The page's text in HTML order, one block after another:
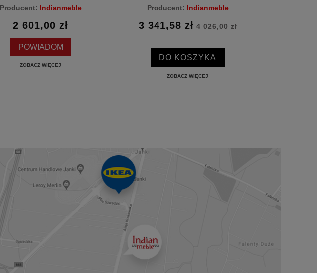
Producent: Indianmeble
2 601,00 zł
POWIADOM
ZOBACZ WIĘCEJ
Producent: Indianmeble
3 341,58 zł 4 026,00 zł
DO KOSZYKA
ZOBACZ WIĘCEJ